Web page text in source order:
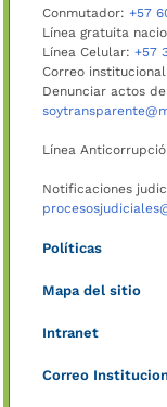
Conmutador: +57
Línea gratuita
Línea Celular: +57
Correo
Denunciar actos
Línea
Notificaciones
Políticas
Mapa del sitio
Intranet
Correo